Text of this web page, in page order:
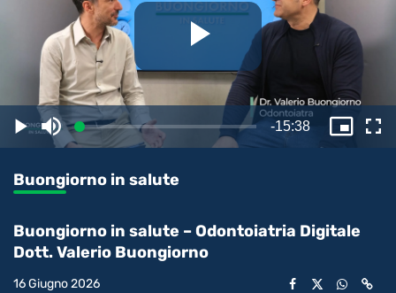
il
PlayDisattiva
l’audio
Caricato:
0.42%
Tempo
-15:38
Buongiorno in salute
Buongiorno in salute – Odontoiatria Digitale
Dott. Valerio Buongiorno
16 Giugno 2026